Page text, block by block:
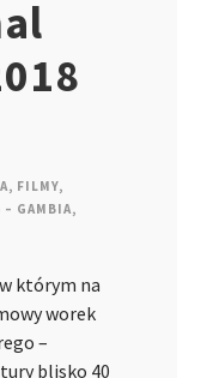
, FILMY,
– GAMBIA,
którym na
worek
–
blisko 40